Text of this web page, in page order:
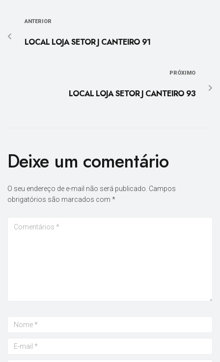
ANTERIOR
LOCAL LOJA SETOR J CANTEIRO 91
PRÓXIMO
LOCAL LOJA SETOR J CANTEIRO 93
Deixe um comentário
O seu endereço de e-mail não será publicado. Campos
obrigatórios são marcados com *